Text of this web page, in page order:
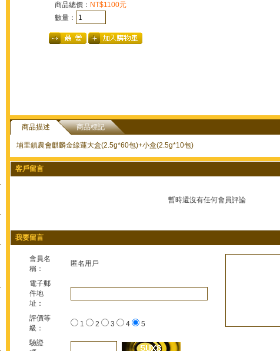
商品總價： NT$1100元
數量：
商品描述 商品標記
埔里鎮農會麒麟金線蓮大盒(2.5g*60包)+小盒(2.5g*10包)
客戶留言
暫時還沒有任何會員評論
我要留言
會員名
稱：
匿名用戶
電子郵
件地
址：
評價等
級：
1 2 3 4 5
驗證